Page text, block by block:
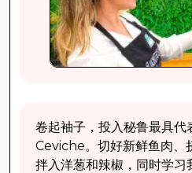
卷起袖子，投入秘鲁最具代
Ceviche。切好新鲜鱼肉、
拌入洋葱和辣椒，同时学习